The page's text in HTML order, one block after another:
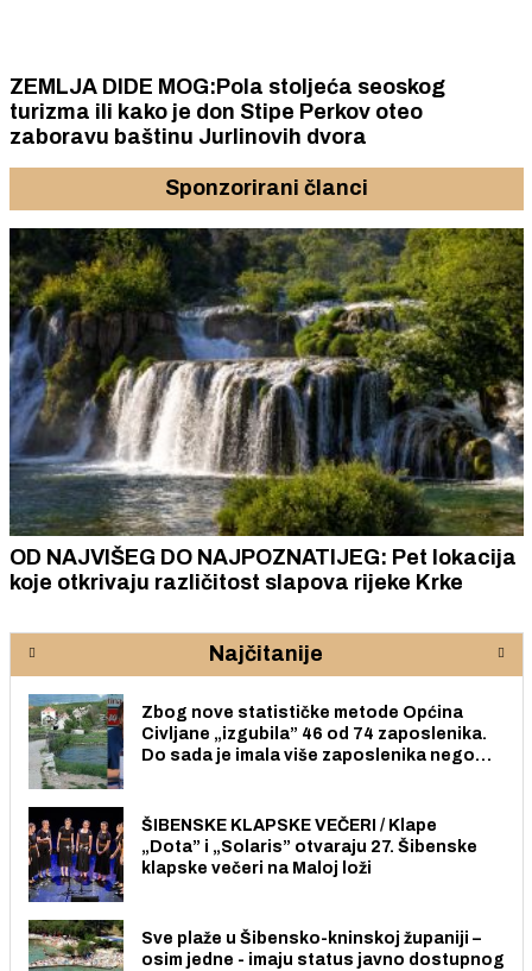
ZEMLJA DIDE MOG:Pola stoljeća seoskog
turizma ili kako je don Stipe Perkov oteo
zaboravu baštinu Jurlinovih dvora
Sponzorirani članci
OD NAJVIŠEG DO NAJPOZNATIJEG: Pet lokacija
koje otkrivaju različitost slapova rijeke Krke
Najčitanije
Zbog nove statističke metode Općina
Civljane „izgubila” 46 od 74 zaposlenika.
Do sada je imala više zaposlenika nego
ŠIBENSKE KLAPSKE VEČERI / Klape
„Dota” i „Solaris” otvaraju 27. Šibenske
klapske večeri na Maloj loži
Sve plaže u Šibensko-kninskoj županiji –
osim jedne - imaju status javno dostupnog